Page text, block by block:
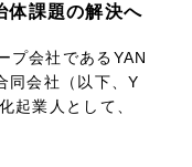
課題の解決へ
プ会社であるYAN
同会社（以下、Y
起業人として、